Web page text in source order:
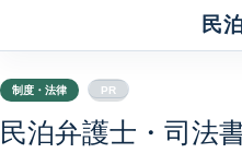
民
制度・法律 PR
民泊弁護士・司法